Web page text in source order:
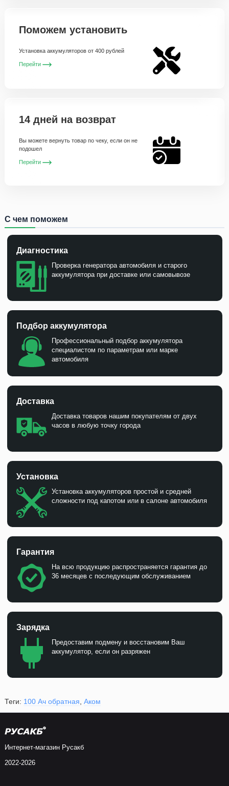
Поможем установить
Установка аккумуляторов от 400 рублей
Перейти
14 дней на возврат
Вы можете вернуть товар по чеку, если он не
подошел
Перейти
С чем поможем
Диагностика
Проверка генератора автомобиля и старого
аккумулятора при доставке или самовывозе
Подбор аккумулятора
Профессиональный подбор аккумулятора
специалистом по параметрам или марке
автомобиля
Доставка
Доставка товаров нашим покупателям от двух
часов в любую точку города
Установка
Установка аккумуляторов простой и средней
сложности под капотом или в салоне автомобиля
Гарантия
На всю продукцию распространяется гарантия до
36 месяцев с последующим обслуживанием
Зарядка
Предоставим подмену и восстановим Ваш
аккумулятор, если он разряжен
Теги: 100 Ач обратная Аком
Интернет-магазин Русакб
2022-2026